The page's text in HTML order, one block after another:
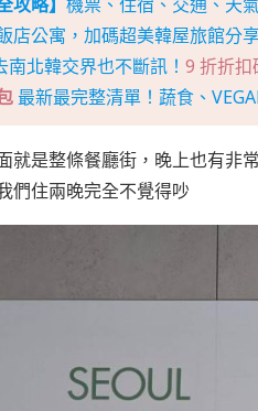
店公寓，加碼超美韓屋旅館分
南北韓交界也不斷訊！ 9 折折
最新最完整清單！蔬食、
就是整條餐廳街，晚上也有非
們住兩晚完全不覺得吵